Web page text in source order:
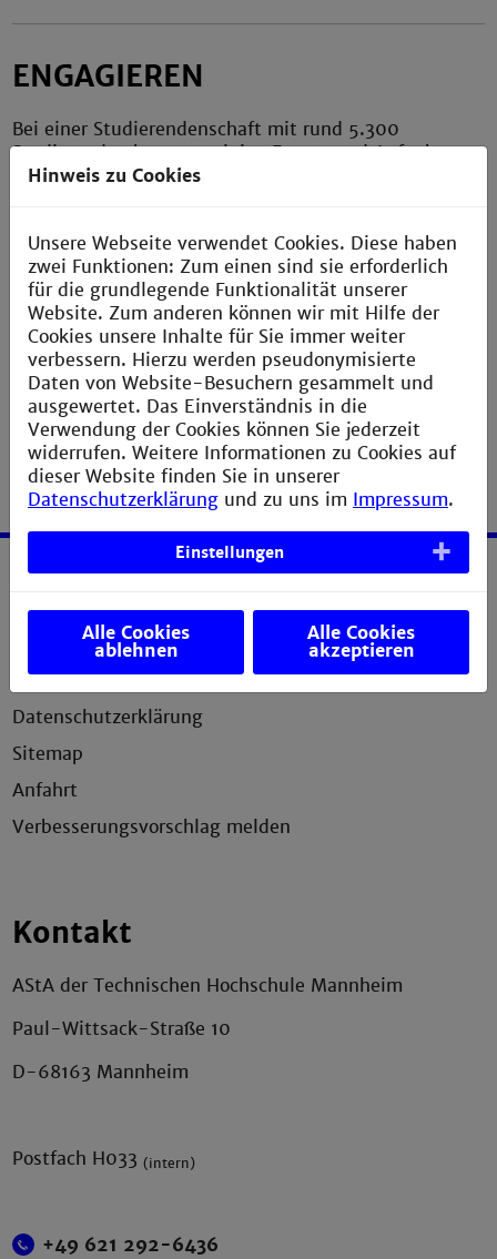
ENGAGIEREN
Bei einer Studierendenschaft mit rund 5.300
Studierenden kommen einige Fragen und Aufgaben
auf. Diese werden in der Regel von Studierenden, die
Engagieren kann man sich durch die
Fachschaftsvertretung oder als Mitglied bei einer der
verschiedenen Organe der Studierendenschaft.
Projekte und Arbeitskreise
Impressum
Erklärung zur Barrierefreiheit
Datenschutzerklärung
Sitemap
Anfahrt
Verbesserungsvorschlag melden
Kontakt
AStA der Technischen Hochschule Mannheim
Paul-Wittsack-Straße 10
D-68163 Mannheim
Postfach H033(intern)
+49 621 292-6436
Hinweis zu Cookies
Unsere Webseite verwendet Cookies. Diese haben
zwei Funktionen: Zum einen sind sie erforderlich
für die grundlegende Funktionalität unserer
Website. Zum anderen können wir mit Hilfe der
Cookies unsere Inhalte für Sie immer weiter
verbessern. Hierzu werden pseudonymisierte
Daten von Website-Besuchern gesammelt und
ausgewertet. Das Einverständnis in die
Verwendung der Cookies können Sie jederzeit
widerrufen. Weitere Informationen zu Cookies auf
dieser Website finden Sie in unserer
Datenschutzerklärung und zu uns im Impressum.
Einstellungen
Alle Cookies
ablehnen
Alle Cookies
akzeptieren